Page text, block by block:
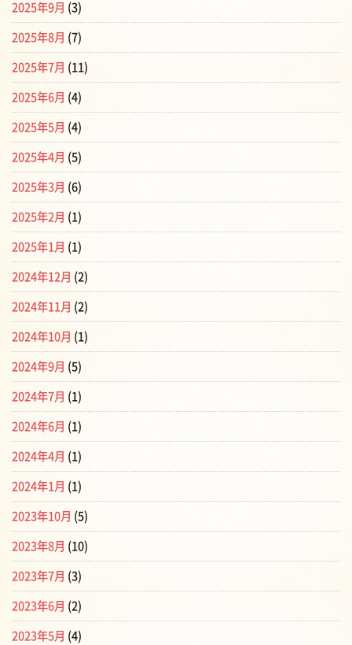
2025年9月 (3)
2025年8月 (7)
2025年7月 (11)
2025年6月 (4)
2025年5月 (4)
2025年4月 (5)
2025年3月 (6)
2025年2月 (1)
2025年1月 (1)
2024年12月 (2)
2024年11月 (2)
2024年10月 (1)
2024年9月 (5)
2024年7月 (1)
2024年6月 (1)
2024年4月 (1)
2024年1月 (1)
2023年10月 (5)
2023年8月 (10)
2023年7月 (3)
2023年6月 (2)
2023年5月 (4)